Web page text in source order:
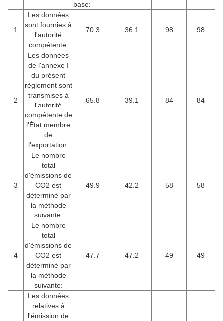
base:
1
Les données
sont fournies à
l'autorité
compétente.
70.3 36.1 98 98
2
Les données
de l'annexe I
du présent
règlement sont
transmises à
l'autorité
compétente de
l'État membre
de
l'exportation.
65.8 39.1 84 84
3
Le nombre
total
d'émissions de
CO2 est
déterminé par
la méthode
suivante:
49.9 42.2 58 58
4
Le nombre
total
d'émissions de
CO2 est
déterminé par
la méthode
suivante:
47.7 47.2 49 49
Les données
relatives à
l'émission de